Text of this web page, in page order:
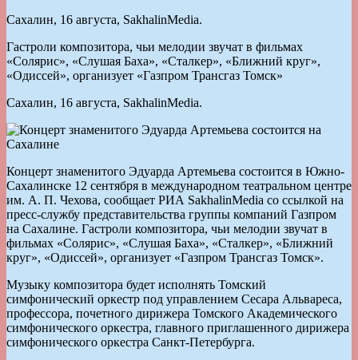
Сахалин, 16 августа, SakhalinMedia.
Гастроли композитора, чьи мелодии звучат в фильмах
«Солярис», «Слушая Баха», «Сталкер», «Ближний круг»,
«Одиссей», организует «Газпром Трансгаз Томск»
Сахалин, 16 августа, SakhalinMedia.
Концерт знаменитого Эдуарда Артемьева состоится в Южно-
Сахалинске 12 сентября в международном театральном центре
им. А. П. Чехова, сообщает РИА SakhalinMedia со ссылкой на
пресс-службу представительства группы компаний Газпром
на Сахалине. Гастроли композитора, чьи мелодии звучат в
фильмах «Солярис», «Слушая Баха», «Сталкер», «Ближний
круг», «Одиссей», организует «Газпром Трансгаз Томск».
Музыку композитора будет исполнять Томский
симфонический оркестр под управлением Сесара Альвареса,
профессора, почетного дирижера Томского Академического
симфонического оркестра, главного приглашенного дирижера
симфонического оркестра Санкт-Петербурга.